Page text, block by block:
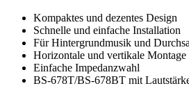
Kompaktes und dezentes Design
Schnelle und einfache Installation
Für Hintergrundmusik und
Horizontale und vertikale Montage
Einfache Impedanzwahl
BS-678T/BS-678BT mit